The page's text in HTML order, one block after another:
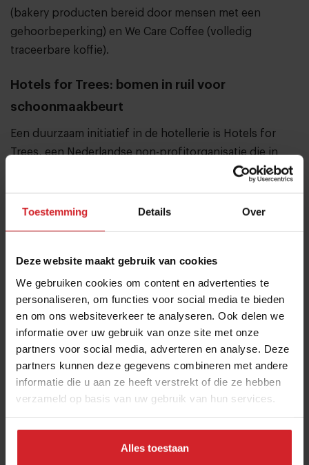
Toestemming Details Over
Deze website maakt gebruik van cookies
We gebruiken cookies om content en advertenties te
personaliseren, om functies voor social media te bieden
en om ons websiteverkeer te analyseren. Ook delen we
informatie over uw gebruik van onze site met onze
partners voor social media, adverteren en analyse. Deze
partners kunnen deze gegevens combineren met andere
informatie die u aan ze heeft verstrekt of die ze hebben
verzameld op basis van uw gebruik van hun services.
Alles toestaan
(bakery producten bereid door mensen met een
gehoorbeperking) en We Care Coffee (volledig
traceerbare koffie).
Hotels for Trees: bomen in ruil voor
schoonmaakbeurt
Een duurzaam initiatief in de hotellerie is Hotels for
Trees, een Nederlandse non-profitorganisatie die in
2021 werd opgericht. De organisatie zet overgeslagen
kunnen zich aansluiten en betalen een kleine bijdrage
dan de kosten van een reguliere schoonmaakbeurt.
Hotels for Trees is inmiddels actief in meer dan 250
hotels in 31 landen. Via het initiatief zijn tot nu toe bijna
1 miljoen bomen geplant.
Over Mews
Mews werd opgericht in 2012 en is een
samenwerking tussen Nederlandse en